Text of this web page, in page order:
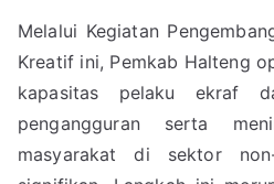
Melalui Kegiatan
Kreatif ini, Pemkab Halteng
kapasitas pelaku ekraf
pengangguran serta
masyarakat di sektor